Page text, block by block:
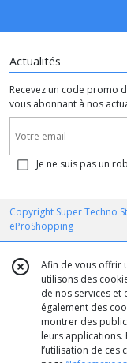
Actualités
Recevez un code promo
vous abonnant à nos
Je ne suis pas un
Copyright Super Techno
eProShopping
Afin de vous offrir
utilisons des
de nos services et
également des
montrer des
leurs applications.
l’utilisation de ces